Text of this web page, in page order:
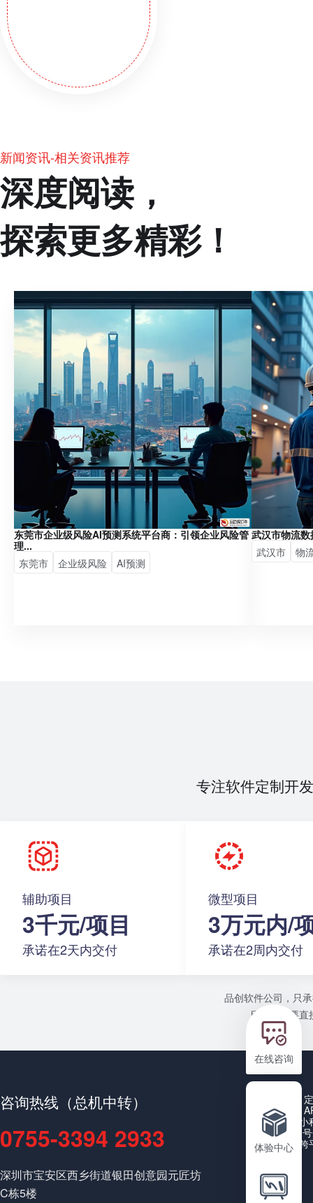
在线咨询
体验中心
新闻资讯-相关资讯推荐
深度阅读，
探索更多精彩！
东莞市企业级风险AI预测系统平台商：引领企业风险管
理...
东莞市
企业级风险 AI预测
武汉市物流
武汉市
物
专注软件定制开
辅助项目
3千元/项目
承诺在2天内交付
微型项目
3万元内/
承诺在2周内交付
品创软件公司，只
目或者需要
咨询热线（总机中转）
0755-3394 2933
深圳市宝安区西乡街道银田创意园元匠坊
C栋5楼
公众